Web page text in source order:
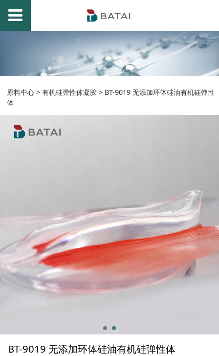
BT-9019 无添加环体硅
油有机硅弹性体
原料中心 >有机硅弹性体凝胶 > BT-9019 无添加环体硅油有机硅弹性
体
BT-9019 无添加环体硅油有机硅弹性体